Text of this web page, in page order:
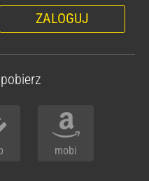
ZALOGUJ
mobi